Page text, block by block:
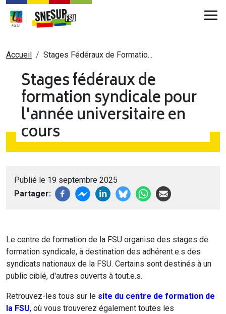
Aller au contenu principal
Fil d'Ariane
Accueil Stages Fédéraux de Formatio...
Stages fédéraux de
formation syndicale pour
l'année universitaire en
cours
Publié le 19 septembre 2025
Partager
Le centre de formation de la FSU organise des stages de
formation syndicale, à destination des adhérent.e.s des
syndicats nationaux de la FSU. Certains sont destinés à un
public ciblé, d'autres ouverts à tout.e.s.
Retrouvez-les tous sur le site du centre de formation de
la FSU, où vous trouverez également toutes les